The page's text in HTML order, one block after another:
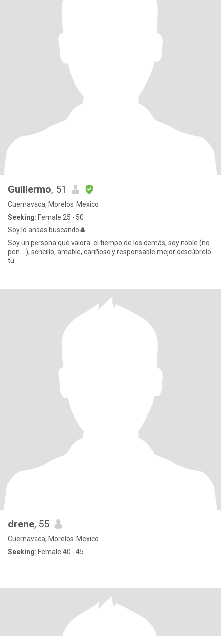
Guillermo, 51
Cuernavaca, Morelos, Mexico
Seeking: Female 25 - 50
Soy lo andas buscando🎩
Soy un persona que valora. el tiempo de los demás, soy noble (no
pen....), sencillo, amable, cariñoso y responsable mejor descúbrelo
tu.
drene, 55
Cuernavaca, Morelos, Mexico
Seeking: Female 40 - 45